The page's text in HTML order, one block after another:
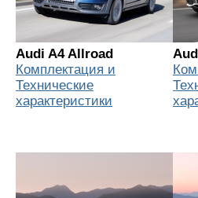
Audi A4 Allroad
Комплектация и
Технические
характеристики